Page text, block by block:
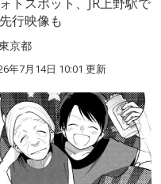
行映像も
京都
年7月14日 10:01 更新